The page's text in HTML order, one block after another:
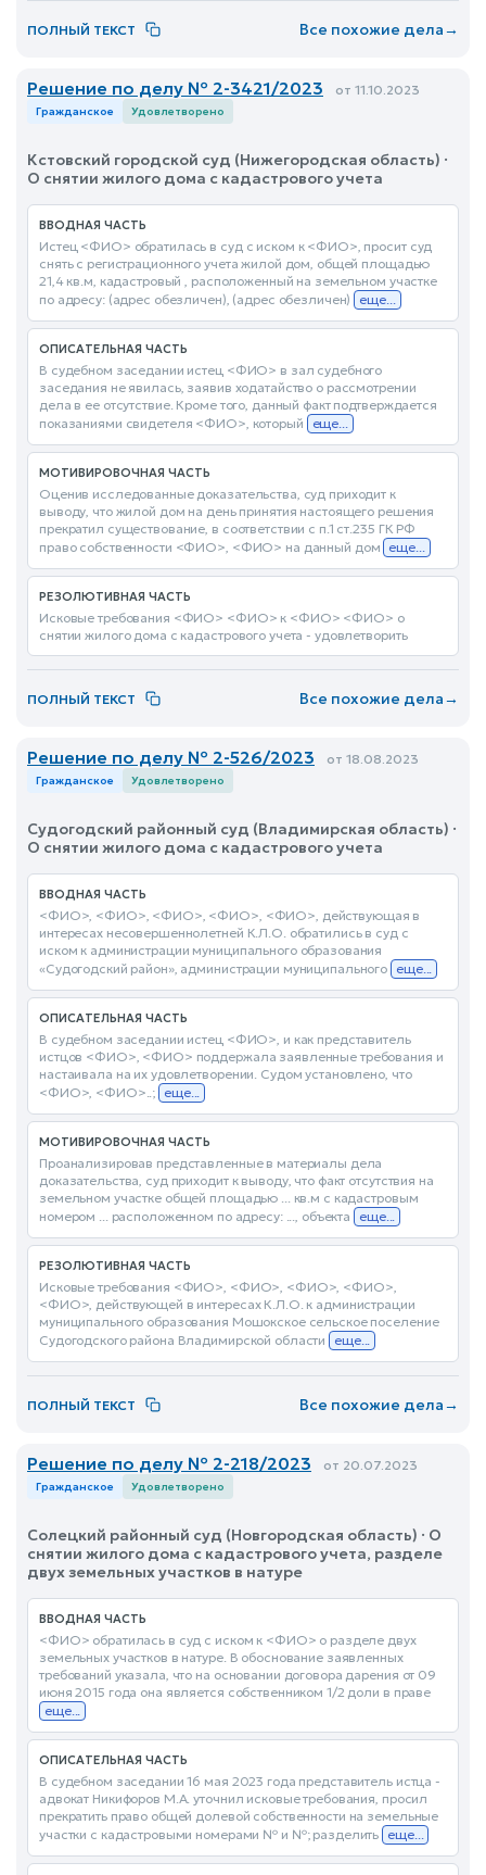
ПОЛНЫЙ ТЕКСТ Все похожие дела→
Решение по делу № 2-3421/2023 от 11.10.2023
Гражданское Удовлетворено
Кстовский городской суд (Нижегородская область) ·
О снятии жилого дома с кадастрового учета
ВВОДНАЯ ЧАСТЬ
Истец <ФИО> обратилась в суд с иском к <ФИО>, просит суд
снять с регистрационного учета жилой дом, общей площадью
21,4 кв.м, кадастровый , расположенный на земельном участке
по адресу: (адрес обезличен), (адрес обезличен) еще...
ОПИСАТЕЛЬНАЯ ЧАСТЬ
В судебном заседании истец <ФИО> в зал судебного
заседания не явилась, заявив ходатайство о рассмотрении
дела в ее отсутствие. Кроме того, данный факт подтверждается
показаниями свидетеля <ФИО>, который
еще...
МОТИВИРОВОЧНАЯ ЧАСТЬ
Оценив исследованные доказательства, суд приходит к
выводу, что жилой дом на день принятия настоящего решения
прекратил существование, в соответствии с п.1 ст.235 ГК РФ
право собственности <ФИО>, <ФИО> на данный дом еще...
РЕЗОЛЮТИВНАЯ ЧАСТЬ
Исковые требования <ФИО> <ФИО> к <ФИО> <ФИО> о
снятии жилого дома с кадастрового учета - удовлетворить
ПОЛНЫЙ ТЕКСТ Все похожие дела→
Решение по делу № 2-526/2023 от 18.08.2023
Гражданское Удовлетворено
Судогодский районный суд (Владимирская область) ·
О снятии жилого дома с кадастрового учета
ВВОДНАЯ ЧАСТЬ
<ФИО>, <ФИО>, <ФИО>, <ФИО>, <ФИО>, действующая в
интересах несовершеннолетней К.Л.О. обратились в суд с
иском к администрации муниципального образования
«Судогодский район», администрации муниципального еще...
ОПИСАТЕЛЬНАЯ ЧАСТЬ
В судебном заседании истец <ФИО>, и как представитель
истцов <ФИО>, <ФИО> поддержала заявленные требования и
настаивала на их удовлетворении. Судом установлено, что
<ФИО>, <ФИО>..; еще...
МОТИВИРОВОЧНАЯ ЧАСТЬ
Проанализировав представленные в материалы дела
доказательства, суд приходит к выводу, что факт отсутствия на
земельном участке общей площадью ... кв.м с кадастровым
номером ... расположенном по адресу: ..., объекта
еще...
РЕЗОЛЮТИВНАЯ ЧАСТЬ
Исковые требования <ФИО>, <ФИО>, <ФИО>, <ФИО>,
<ФИО>, действующей в интересах К.Л.О. к администрации
муниципального образования Мошокское сельское поселение
Судогодского района Владимирской области еще...
ПОЛНЫЙ ТЕКСТ Все похожие дела→
Решение по делу № 2-218/2023 от 20.07.2023
Гражданское Удовлетворено
Солецкий районный суд (Новгородская область) · О
снятии жилого дома с кадастрового учета, разделе
двух земельных участков в натуре
ВВОДНАЯ ЧАСТЬ
<ФИО> обратилась в суд с иском к <ФИО> о разделе двух
земельных участков в натуре. В обоснование заявленных
требований указала, что на основании договора дарения от 09
июня 2015 года она является собственником 1/2 доли в праве
еще...
ОПИСАТЕЛЬНАЯ ЧАСТЬ
В судебном заседании 16 мая 2023 года представитель истца -
адвокат Никифоров М.А. уточнил исковые требования, просил
прекратить право общей долевой собственности на земельные
участки с кадастровыми номерами № и №; разделить еще...